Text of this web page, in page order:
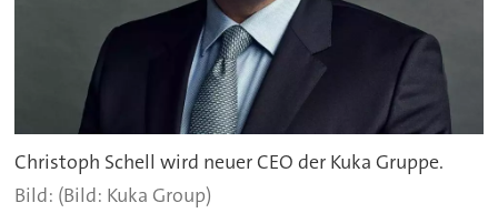
Christoph Schell wird neuer CEO der Kuka Gruppe.
(Bild: Kuka Group)